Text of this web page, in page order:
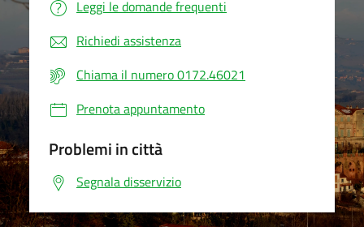
Leggi le domande frequenti
Richiedi assistenza
Chiama il numero 0172.46021
Prenota appuntamento
Problemi in città
Segnala disservizio